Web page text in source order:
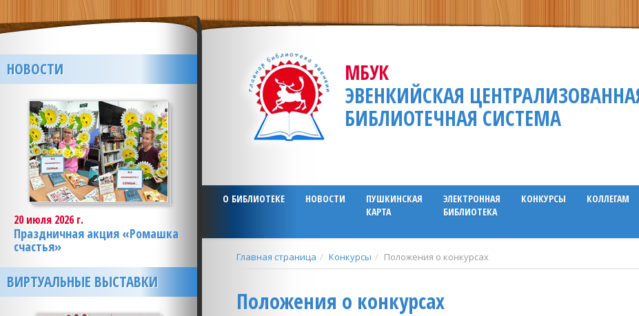
МБУК
ЭВЕНКИЙСКАЯ
БИБЛИОТЕЧНАЯ СИСТЕМА
О БИБЛИОТЕКЕ НОВОСТИ
ПУШКИНСКАЯ
КАРТА
ЭЛЕКТРОННАЯ
БИБЛИОТЕКА
КОНКУРСЫ КОЛЛЕГАМ
Главная страница Конкурсы Положения о конкурсах
Положения о конкурсах
НОВОСТИ
20 июля 2026 г.
Праздничная акция «Ромашка
счастья»
ВИРТУАЛЬНЫЕ ВЫСТАВКИ